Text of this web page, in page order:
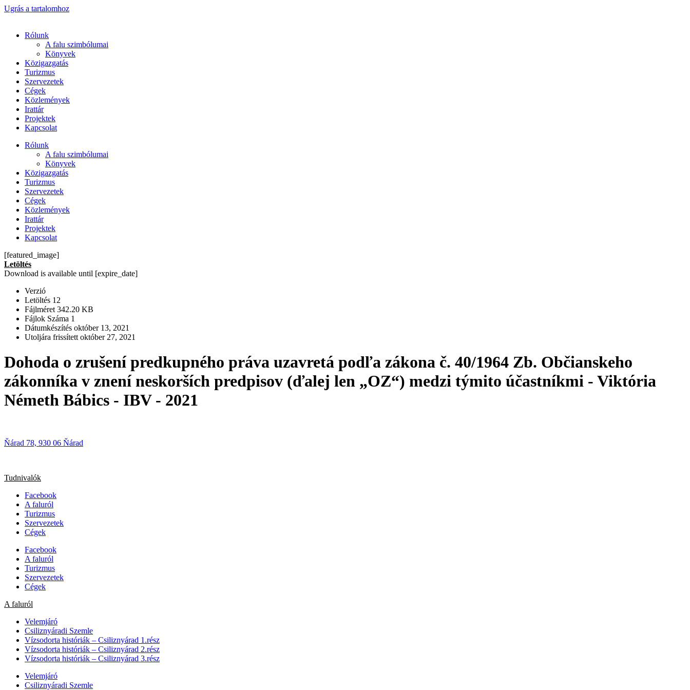
Ugrás a tartalomhoz
Rólunk
A falu szimbólumai
Könyvek
Közigazgatás
Turizmus
Szervezetek
Cégek
Közlemények
Irattár
Projektek
Kapcsolat
Rólunk
A falu szimbólumai
Könyvek
Közigazgatás
Turizmus
Szervezetek
Cégek
Közlemények
Irattár
Projektek
Kapcsolat
[featured_image]
Letöltés
Download is available until [expire_date]
Verzió
Letöltés 12
Fájlméret 342.20 KB
Fájlok Száma 1
Dátumkészítés október 13, 2021
Utoljára frissített október 27, 2021
Dohoda o zrušení predkupného práva uzavretá podľa zákona č. 40/1964 Zb. Občianskeho
zákonníka v znení neskorších predpisov (ďalej len „OZ“) medzi týmito účastníkmi - Viktória
Németh Bábics - IBV - 2021
Ňárad 78, 930 06 Ňárad
Tudnivalók
Facebook
A faluról
Turizmus
Szervezetek
Cégek
Facebook
A faluról
Turizmus
Szervezetek
Cégek
A faluról
Velemjáró
Csiliznyáradi Szemle
Vízsodorta históriák – Csiliznyárad 1.rész
Vízsodorta históriák – Csiliznyárad 2.rész
Vízsodorta históriák – Csiliznyárad 3.rész
Velemjáró
Csiliznyáradi Szemle